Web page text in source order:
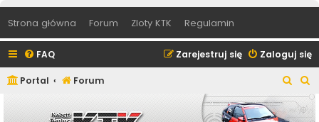
Strona główna Forum Zloty KTK Regulamin
FAQ Zaloguj się
Zarejestruj się
Portal Forum
z
u
z
u